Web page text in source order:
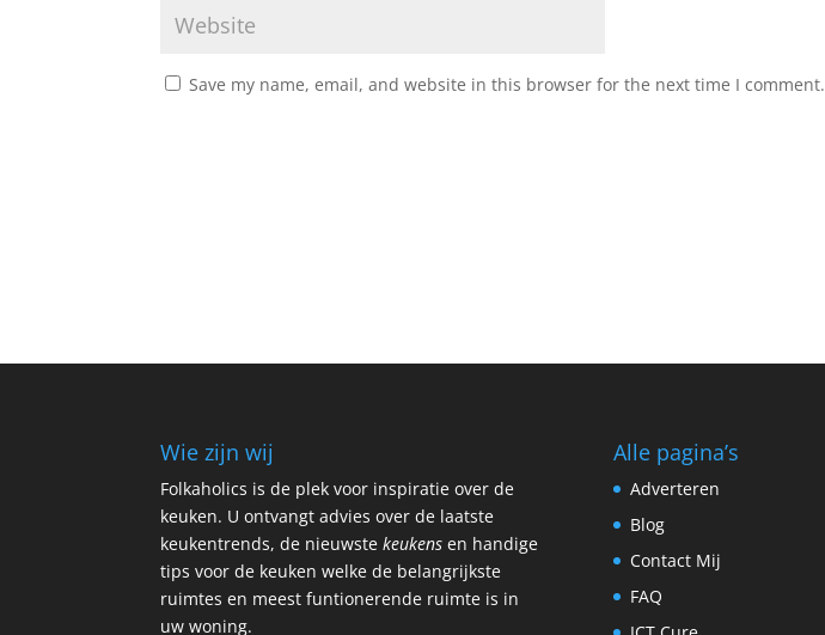
Save my name, email, and website in this browser for the next time I comment.
Wie zijn wij
Folkaholics is de plek voor inspiratie over de
keuken. U ontvangt advies over de laatste
keukentrends, de nieuwstekeukens en handige
tips voor de keuken welke de belangrijkste
ruimtes en meest funtionerende ruimte is in
uw woning.
Alle pagina’s
Adverteren
Blog
Contact Mij
FAQ